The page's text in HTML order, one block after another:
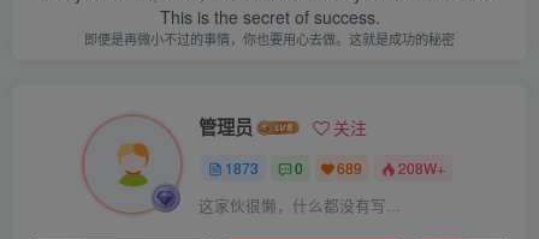
This is the secret of success.
即便是再微小不过的事情，你也要用心去做。这就是成功的秘密
管理员 关注
1873 0 689 208W+
这家伙很懒，什么都没有写...